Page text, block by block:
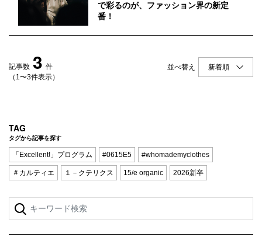
運営会社
で彩るのが、ファッション界の新定
番！
記事数 3 件
（1〜3件表示）
並べ替え
TAG
タグから記事を探す
「Excellent!」プログラム #0615E5 #whomademyclothes
＃カルティエ １－クテリクス 15/e organic 2026新卒